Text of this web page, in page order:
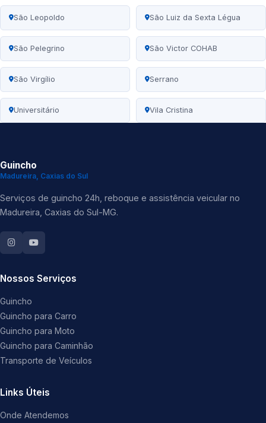
São Leopoldo São Luiz da Sexta Légua
São Pelegrino São Victor COHAB
São Virgílio Serrano
Universitário Vila Cristina
Guincho
Madureira, Caxias do Sul
Serviços de guincho 24h, reboque e assistência veicular no
Madureira, Caxias do Sul-MG.
Nossos Serviços
Guincho
Guincho para Carro
Guincho para Moto
Guincho para Caminhão
Transporte de Veículos
Links Úteis
Onde Atendemos